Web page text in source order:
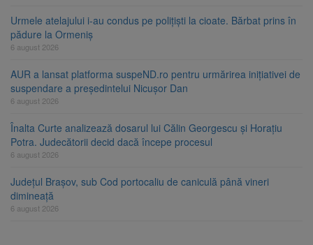
Urmele atelajului i-au condus pe polițiști la cioate. Bărbat prins în
pădure la Ormeniș
6 august 2026
AUR a lansat platforma suspeND.ro pentru urmărirea inițiativei de
suspendare a președintelui Nicușor Dan
6 august 2026
Înalta Curte analizează dosarul lui Călin Georgescu și Horațiu
Potra. Judecătorii decid dacă începe procesul
6 august 2026
Județul Brașov, sub Cod portocaliu de caniculă până vineri
dimineață
6 august 2026